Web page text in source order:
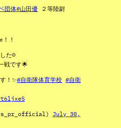
団体#山田優 ２等陸尉
！
た☺️
戦です🌟
！✨#自衛隊体育学校 #自衛
July 30,